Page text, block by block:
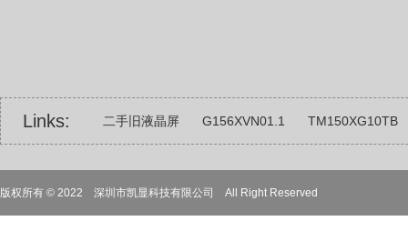
Links: 二手旧液晶屏 G156XVN01.1 TM150XG10TB
版权所有 © 2022 深圳市凯显科技有限公司 All Right Reserved